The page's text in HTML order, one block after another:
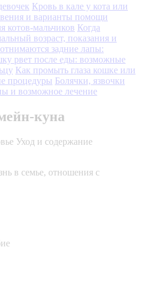
Кровь в кале у кота или
и варианты помощи
котов-мальчиков Когда
возраст, показания и
задние лапы:
рвет после еды: возможные
Как промыть глаза кошке или
процедуры Болячки, язвочки
и возможное лечение
куна
Уход и содержание
в семье, отношения с